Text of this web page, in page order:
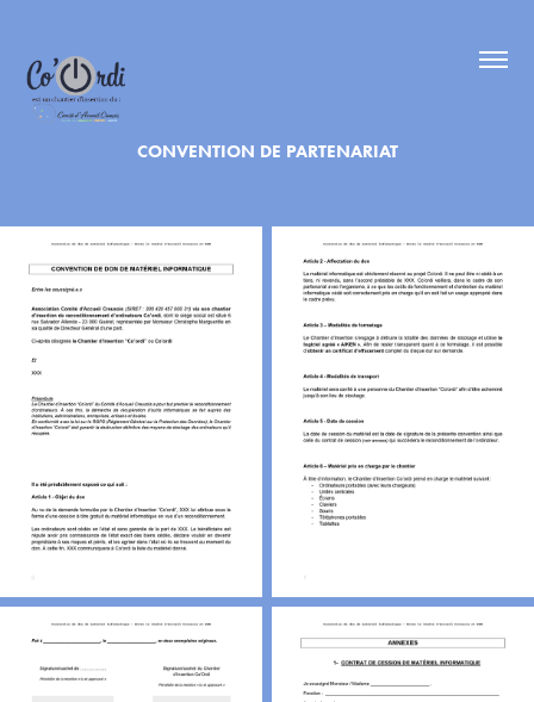
CONVENTION DE PARTENARIAT